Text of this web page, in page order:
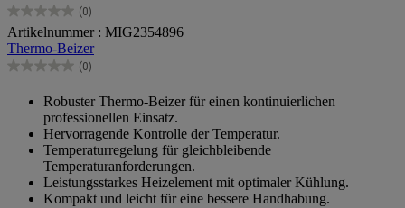
(0)
0.0
von
5
Sternen.
Artikelnummer : MIG2354896
Thermo-Beizer
(0)
0.0
Sternen.
Robuster Thermo-Beizer für einen kontinuierlichen
professionellen Einsatz.
Hervorragende Kontrolle der Temperatur.
Temperaturregelung für gleichbleibende
Temperaturanforderungen.
Leistungsstarkes Heizelement mit optimaler Kühlung.
Kompakt und leicht für eine bessere Handhabung.